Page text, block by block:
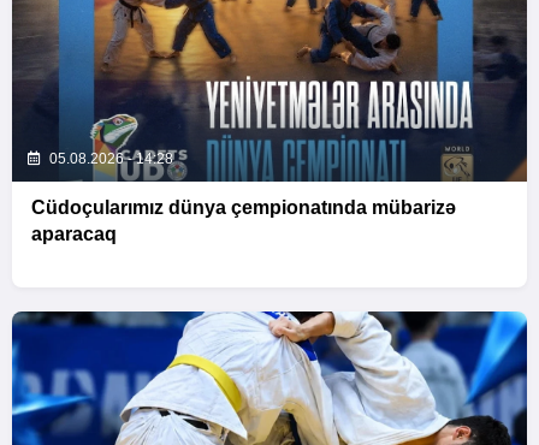
05.08.2026 - 14:28
Cüdoçularımız dünya çempionatında mübarizə
aparacaq